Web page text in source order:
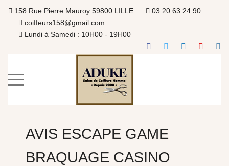
158 Rue Pierre Mauroy 59800 LILLE
03 20 63 24 90
coiffeurs158@gmail.com
Lundi à Samedi : 10H00 - 19H00
AVIS ESCAPE GAME
BRAQUAGE CASINO